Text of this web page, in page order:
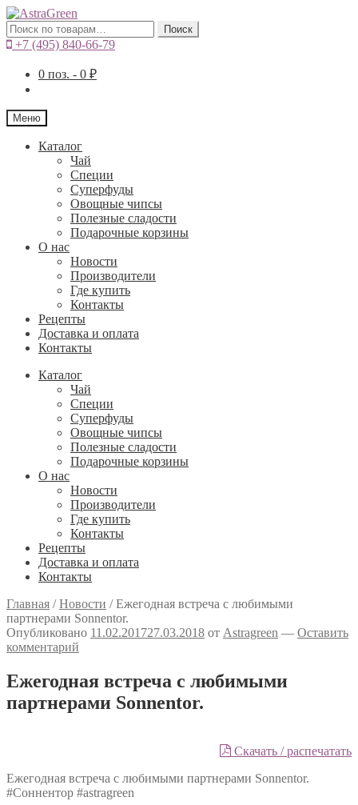
Искать: Поиск
+7 (495) 840-66-79
0 поз. - 0 ₽
Меню
Каталог
Чай
Специи
Cуперфуды
Овощные чипсы
Полезные сладости
Подарочные корзины
О нас
Новости
Производители
Где купить
Контакты
Рецепты
Доставка и оплата
Контакты
Каталог
Чай
Специи
Cуперфуды
Овощные чипсы
Полезные сладости
Подарочные корзины
О нас
Новости
Производители
Где купить
Контакты
Рецепты
Доставка и оплата
Контакты
Главная /Новости /Ежегодная встреча с любимыми
партнерами Sonnentor.
Опубликовано 11.02.201727.03.2018 от Astragreen — Оставить
комментарий
Ежегодная встреча с любимыми
партнерами Sonnentor.
Скачать / распечатать
Ежегодная встреча с любимыми партнерами Sonnentor.
#Соннентор #astragreen